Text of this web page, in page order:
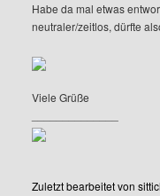
Habe da mal etwas
neutraler/zeitlos, dürfte
Viele Grüße
Zuletzt bearbeitet von